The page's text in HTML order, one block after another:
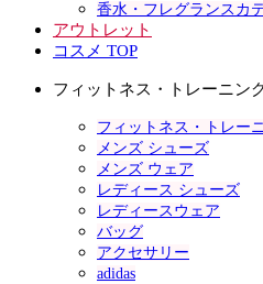
香水・フレグランスカ
アウトレット
コスメ TOP
フィットネス・トレーニン
フィットネス・トレー
メンズ シューズ
メンズ ウェア
レディース シューズ
レディースウェア
バッグ
アクセサリー
adidas